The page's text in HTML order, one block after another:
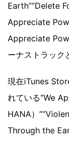
Earth”“Delete
Appreciate
Appreciate
ーナストラック
現在iTunes
れている“We
HANA）
Through the